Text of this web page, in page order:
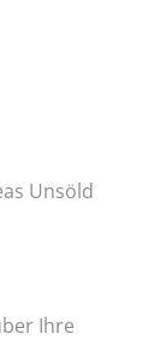
Unsöld
Ihre